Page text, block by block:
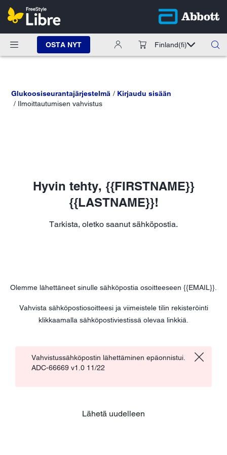
OSTA NYT Finland(fi)
Glukoosiseurantajärjestelmä
Kirjaudu sisään
Ilmoittautumisen vahvistus
Hyvin tehty, {{FIRSTNAME}}
{{LASTNAME}}!
Tarkista, oletko saanut sähköpostia.
Olemme lähettäneet sinulle sähköpostia osoitteeseen {{EMAIL}}
Vahvista sähköpostiosoitteesi ja viimeistele tilin rekisteröinti
klikkaamalla sähköpostiviestissä olevaa linkkiä.
Vahvistussähköpostin lähettäminen epäonnistui.
ADC-66669 v1.0 11/22
Lähetä uudelleen